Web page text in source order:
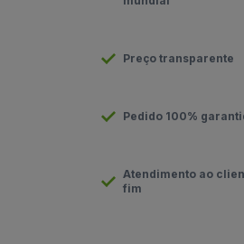
Preço transparente
Pedido 100%
Atendimento ao
fim